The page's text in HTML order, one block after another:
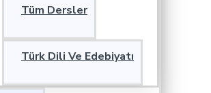
Tüm Dersler
Türk Dili Ve Edebiyatı